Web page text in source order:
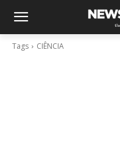
Tags CIÊNCIA